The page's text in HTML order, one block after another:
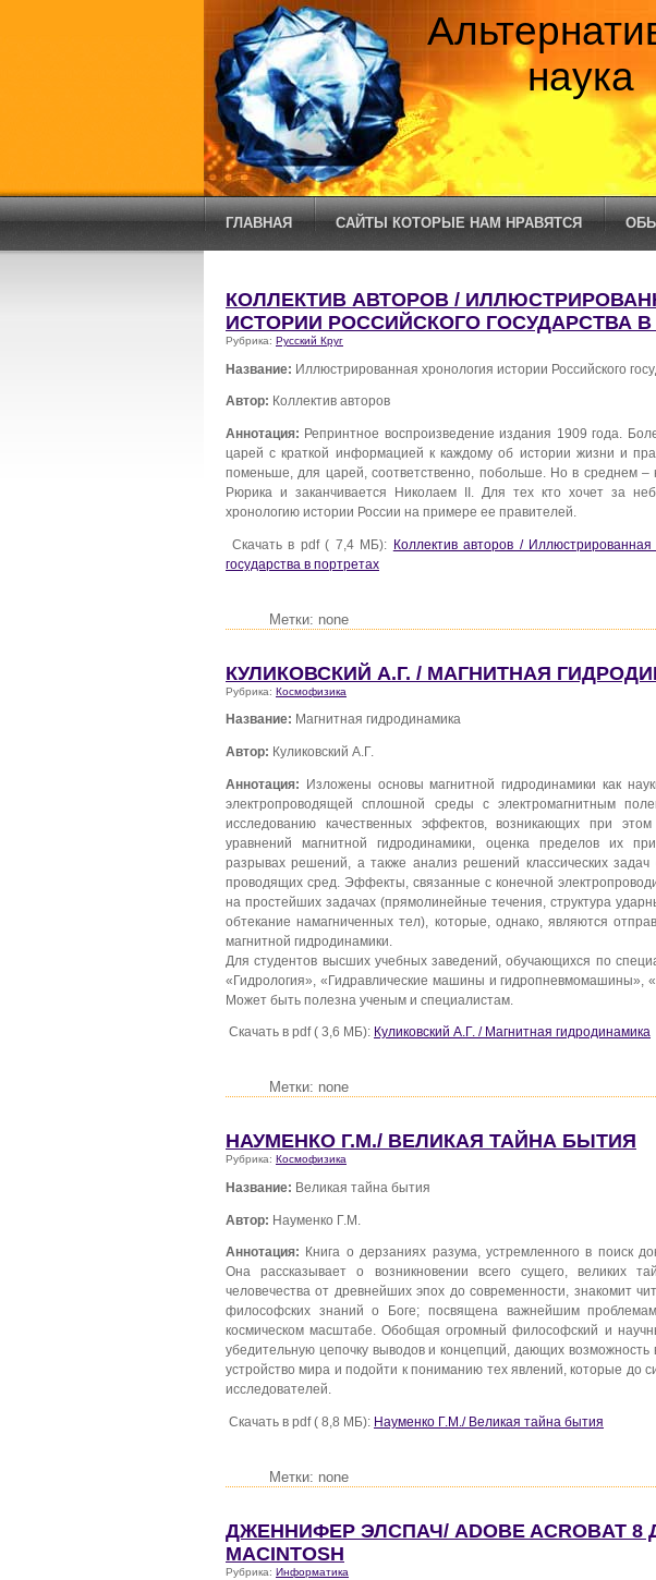
наука
ГЛАВНАЯ САЙТЫ КОТОРЫЕ НАМ НРАВЯТСЯ
КОЛЛЕКТИВ АВТОРОВ /
ИСТОРИИ РОССИЙСКОГО ГОСУДАРСТВА В
Рубрика: Русский Круг
Название: Иллюстрированная хронология истории Российского
Автор: Коллектив авторов
Аннотация: Репринтное воспроизведение издания 1909 года.
царей с краткой информацией к каждому об истории жизни и
поменьше, для царей, соответственно, побольше. Но в среднем –
Рюрика и заканчивается Николаем II. Для тех кто хочет за
хронологию истории России на примере ее правителей.
Скачать в pdf ( 7,4 МБ): Коллектив авторов / Иллюстрированная
государства в портретах
Метки: none
КУЛИКОВСКИЙ А.Г. / МАГНИТНАЯ
Рубрика: Космофизика
Название: Магнитная гидродинамика
Автор: Куликовский А.Г.
Аннотация: Изложены основы магнитной гидродинамики как
электропроводящей сплошной среды с электромагнитным
исследованию качественных эффектов, возникающих при
уравнений магнитной гидродинамики, оценка пределов их
разрывах решений, а также анализ решений классических
проводящих сред. Эффекты, связанные с конечной
на простейших задачах (прямолинейные течения, структура
обтекание намагниченных тел), которые, однако, являются
магнитной гидродинамики.
Для студентов высших учебных заведений, обучающихся по
«Гидрология», «Гидравлические машины и гидропневмомашины»,
Может быть полезна ученым и специалистам.
Скачать в pdf ( 3,6 МБ): Куликовский А.Г. / Магнитная гидродинамика
Метки: none
НАУМЕНКО Г.М./ ВЕЛИКАЯ ТАЙНА БЫТИЯ
Рубрика: Космофизика
Название: Великая тайна бытия
Автор: Науменко Г.М.
Аннотация: Книга о дерзаниях разума, устремленного в поиск
Она рассказывает о возникновении всего сущего, великих
человечества от древнейших эпох до современности, знакомит
философских знаний о Боге; посвящена важнейшим
космическом масштабе. Обобщая огромный философский и
убедительную цепочку выводов и концепций, дающих возможность
устройство мира и подойти к пониманию тех явлений, которые до
исследователей.
Скачать в pdf ( 8,8 МБ): Науменко Г.М./ Великая тайна бытия
Метки: none
ДЖЕННИФЕР ЭЛСПАЧ/ ADOBE ACROBAT 8
MACINTOSH
Рубрика: Информатика